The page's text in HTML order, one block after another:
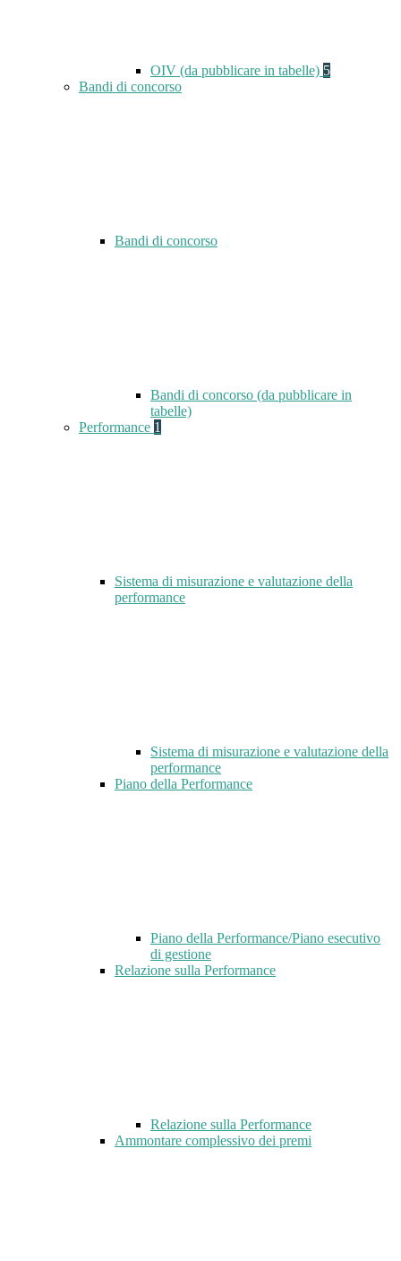
OIV (da pubblicare in tabelle) 5
Bandi di concorso
Bandi di concorso
Bandi di concorso (da pubblicare in
tabelle)
Performance 1
Sistema di misurazione e valutazione della
performance
Sistema di misurazione e valutazione della
performance
Piano della Performance
Piano della Performance/Piano esecutivo
di gestione
Relazione sulla Performance
Relazione sulla Performance
Ammontare complessivo dei premi